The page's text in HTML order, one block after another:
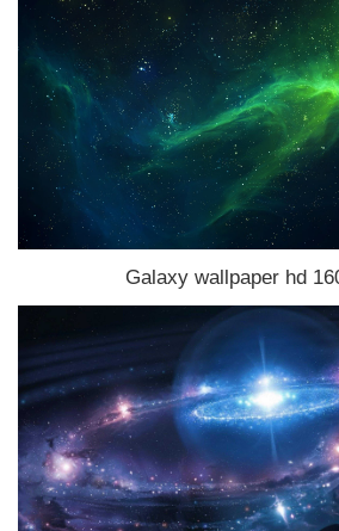
Galaxy wallpaper hd